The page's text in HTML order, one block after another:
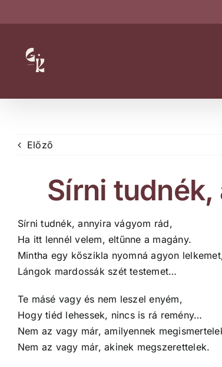
Előző
Sírni
Sírni tudnék, annyira vágyom rád,
Ha itt lennél velem, eltűnne a magány.
Mintha egy kőszikla nyomná agyon
Lángok mardossák szét testemet…
Te másé vagy és nem leszel enyém,
Hogy tiéd lehessek, nincs is rá remény…
Nem az vagy már, amilyennek
Nem az vagy már, akinek megszerettelek.